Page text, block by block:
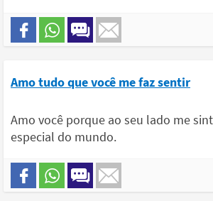
Amo tudo que você me faz sentir
Amo você porque ao seu lado me
especial do mundo.